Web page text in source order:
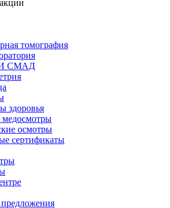
томография
СМАД
здоровья
осмотры
сертификаты